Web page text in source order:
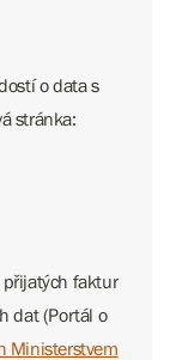
o data s
stránka:
přijatých faktur
dat (Portál o
Ministerstvem